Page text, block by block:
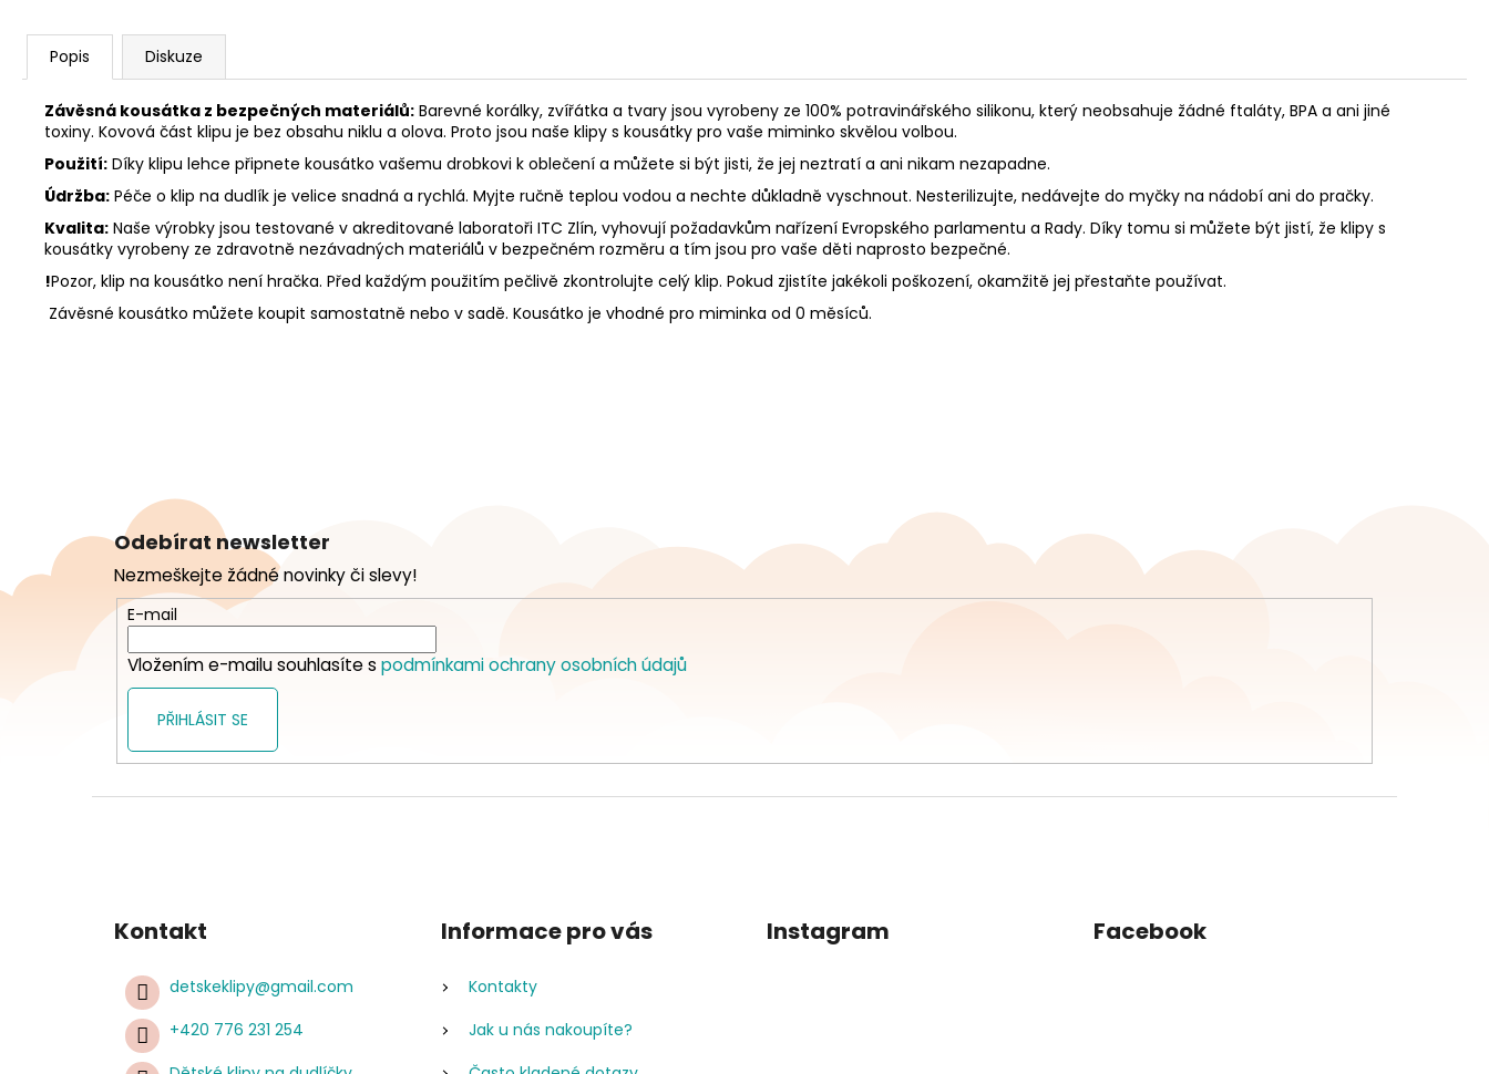
Popis Diskuze
Závěsná kousátka z bezpečných materiálů: Barevné korálky, zvířátka a tvary jsou vyrobeny ze 100% potravinářského silikonu, který neobsahuje žádné ftaláty, BPA a ani jiné
toxiny. Kovová část klipu je bez obsahu niklu a olova. Proto jsou naše klipy s kousátky pro vaše miminko skvělou volbou.
Použití: Díky klipu lehce připnete kousátko vašemu drobkovi k oblečení a můžete si být jisti, že jej neztratí a ani nikam nezapadne.
Údržba: Péče o klip na dudlík je velice snadná a rychlá. Myjte ručně teplou vodou a nechte důkladně vyschnout. Nesterilizujte, nedávejte do myčky na nádobí ani do pračky.
Kvalita: Naše výrobky jsou testované v akreditované laboratoři ITC Zlín, vyhovují požadavkům nařízení Evropského parlamentu a Rady. Díky tomu si můžete být jistí, že klipy s
kousátky vyrobeny ze zdravotně nezávadných materiálů v bezpečném rozměru a tím jsou pro vaše děti naprosto bezpečné.
!Pozor, klip na kousátko není hračka. Před každým použitím pečlivě zkontrolujte celý klip. Pokud zjistíte jakékoli poškození, okamžitě jej přestaňte používat.
Závěsné kousátko můžete koupit samostatně nebo v sadě. Kousátko je vhodné pro miminka od 0 měsíců.
a
Odebírat newsletter
Nezmeškejte žádné novinky či slevy!
E-mail
Vložením e-mailu souhlasíte s podmínkami ochrany osobních údajů
PŘIHLÁSIT SE
Kontakt
detskeklipy@gmail.com
+420 776 231 254
Informace pro vás
Kontakty
Jak u nás nakoupíte?
Instagram Facebook